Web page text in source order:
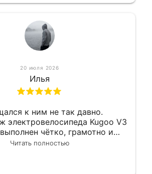
20 июля 2026
Илья
к ним не так давно.
электровелосипеда Kugoo V3
чётко, грамотно и
Всё сделано
Читать полностью